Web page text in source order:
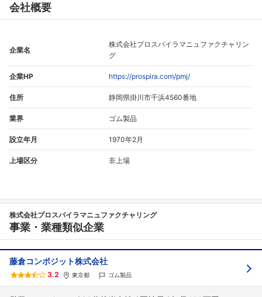
会社概要
企業名
株式会社プロスパイラマニュファクチャリン
グ
企業HP https://prospira.com/pmj/
住所 静岡県掛川市千浜4560番地
業界 ゴム製品
設立年月 1970年2月
上場区分 非上場
株式会社プロスパイラマニュファクチャリング
事業・業種類似企業
藤倉コンポジット株式会社
3.2 東京都 ゴム製品